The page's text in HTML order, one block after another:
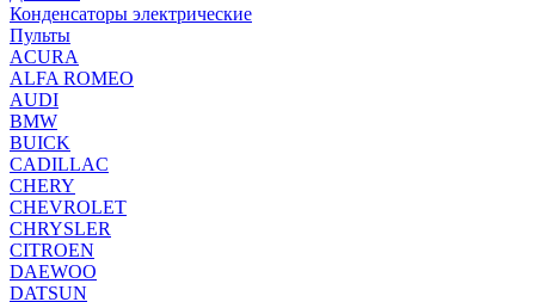
Конденсаторы электрические
Пульты
ACURA
ALFA ROMEO
AUDI
BMW
BUICK
CADILLAC
CHERY
CHEVROLET
CHRYSLER
CITROEN
DAEWOO
DATSUN